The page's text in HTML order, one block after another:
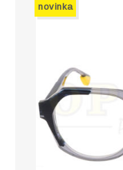
novinka